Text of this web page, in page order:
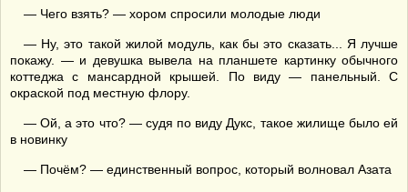
— Чего взять? — хором спросили молодые люди
— Ну, это такой жилой модуль, как бы это сказать... Я лучше
покажу. — и девушка вывела на планшете картинку обычного
коттеджа с мансардной крышей. По виду — панельный. С
окраской под местную флору.
— Ой, а это что? — судя по виду Дукс, такое жилище было ей
в новинку
— Почём? — единственный вопрос, который волновал Азата